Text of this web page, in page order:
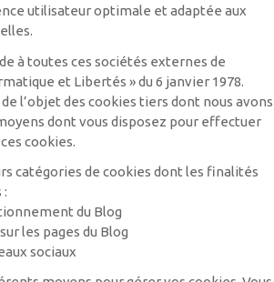
utilisateur optimale et adaptée aux
à toutes ces sociétés externes de
et Libertés » du 6 janvier 1978.
l’objet des cookies tiers dont nous avons
dont vous disposez pour effectuer
cookies.
catégories de cookies dont les finalités
:
du Blog
les pages du Blog
sociaux